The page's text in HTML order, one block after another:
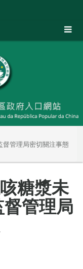
督管理局密切關注事態
糖漿未
管理局